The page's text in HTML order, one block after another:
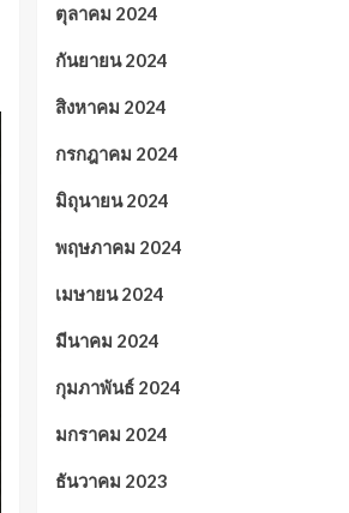
ตุลาคม 2024
กันยายน 2024
สิงหาคม 2024
กรกฎาคม 2024
มิถุนายน 2024
พฤษภาคม 2024
เมษายน 2024
มีนาคม 2024
กุมภาพันธ์ 2024
มกราคม 2024
ธันวาคม 2023